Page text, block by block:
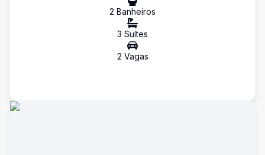
2 Banheiros
3 Suítes
2 Vagas